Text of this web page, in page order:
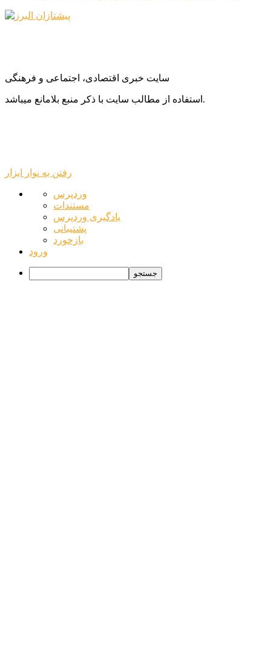
سایت خبری اقتصادی، اجتماعی و فرهنگی
استفاده از مطالب سایت با ذکر منبع بلامانع میباشد.
رفتن به نوار ابزار
درباره
وردپرس
وردپرس
مستندات
یادگیری وردپرس
پشتیبانی
بازخورد
ورود
جستجو